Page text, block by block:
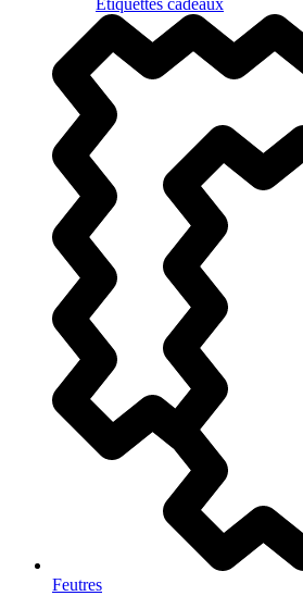
Étiquettes cadeaux
Feutres